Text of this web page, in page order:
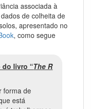
associada à
de colheita de
apresentado no
, como segue
do livro “The R
forma de
está